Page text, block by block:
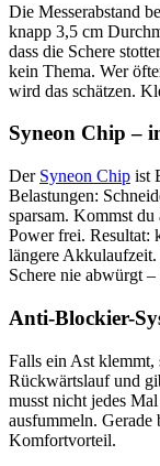
Die Messerabstand
knapp 3,5 cm
dass die Schere
kein Thema. Wer
wird das schätzen.
Syneon Chip –
Der Syneon Chip ist
Belastungen:
sparsam. Kommst
Power frei. Resultat:
längere Akkulaufzeit.
Schere nie abwürgt
Anti-Blockier-
Falls ein Ast klemmt,
Rückwärtslauf und
musst nicht jedes
ausfummeln. Gerade
Komfortvorteil.